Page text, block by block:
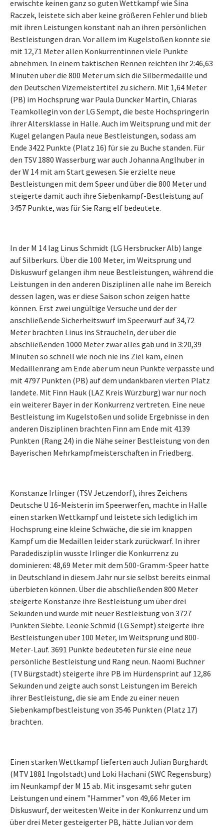
erwischte keinen ganz so guten Wettkampf wie Sina
Raczek, leistete sich aber keine größeren Fehler und blieb
mit ihren Leistungen konstant nah an ihren persönlichen
Bestleistungen dran. Vor allem im Kugelstoßen konnte sie
mit 12,71 Meter allen Konkurrentinnen viele Punkte
abnehmen. In einem taktischen Rennen reichten ihr 2:46,63
Minuten über die 800 Meter um sich die Silbermedaille und
den Deutschen Vizemeistertitel zu sichern. Mit 1,64 Meter
(PB) im Hochsprung war Paula Duncker Martin, Chiaras
Teamkollegin von der LG Sempt, die beste Hochspringerin
ihrer Altersklasse in Halle. Auch im Weitsprung und mit der
Kugel gelangen Paula neue Bestleistungen, sodass am
Ende 3422 Punkte (Platz 16) für sie zu Buche standen. Für
den TSV 1880 Wasserburg war auch Johanna Anglhuber in
der W 14 mit am Start gewesen. Sie erzielte neue
Bestleistungen mit dem Speer und über die 800 Meter und
steigerte damit auch ihre Siebenkampf-Bestleistung auf
3457 Punkte, was für Sie Rang elf bedeutete.
In der M 14 lag Linus Schmidt (LG Hersbrucker Alb) lange
auf Silberkurs. Über die 100 Meter, im Weitsprung und
Diskuswurf gelangen ihm neue Bestleistungen, während die
Leistungen in den anderen Disziplinen alle nahe im Bereich
dessen lagen, was er diese Saison schon zeigen hatte
können. Erst zwei ungültige Versuche und der der
anschließende Sicherheitswurf im Speerwurf auf 34,72
Meter brachten Linus ins Straucheln, der über die
abschließenden 1000 Meter zwar alles gab und in 3:20,39
Minuten so schnell wie noch nie ins Ziel kam, einen
Medaillenrang am Ende aber um neun Punkte verpasste und
mit 4797 Punkten (PB) auf dem undankbaren vierten Platz
landete. Mit Finn Hauk (LAZ Kreis Würzburg) war nur noch
ein weiterer Bayer in der Konkurrenz vertreten. Eine neue
Bestleistung im Kugelstoßen und solide Ergebnisse in den
anderen Disziplinen brachten Finn am Ende mit 4139
Punkten (Rang 24) in die Nähe seiner Bestleistung von den
Bayerischen Mehrkampfmeisterschaften in Friedberg.
Konstanze Irlinger (TSV Jetzendorf), ihres Zeichens
Deutsche U 16-Meisterin im Speerwerfen, machte in Halle
einen starken Wettkampf und leistete sich lediglich im
Hochsprung eine kleine Schwäche, die sie im knappen
Kampf um die Medaillen leider stark zurückwarf. In ihrer
Paradedisziplin wusste Irlinger die Konkurrenz zu
dominieren: 48,69 Meter mit dem 500-Gramm-Speer hatte
in Deutschland in diesem Jahr nur sie selbst bereits einmal
überbieten können. Über die abschließenden 800 Meter
steigerte Konstanze ihre Bestleistung um über drei
Sekunden und wurde mit neuer Bestleistung von 3727
Punkten Siebte. Leonie Schmid (LG Sempt) steigerte ihre
Bestleistungen über 100 Meter, im Weitsprung und 800-
Meter-Lauf. 3691 Punkte bedeuteten für sie eine neue
persönliche Bestleistung und Rang neun. Naomi Buchner
(TV Bürgstadt) steigerte ihre PB im Hürdensprint auf 12,86
Sekunden und zeigte auch sonst Leistungen im Bereich
ihrer Bestleistung, die sie am Ende zu einer neuen
Siebenkampfbestleistung von 3546 Punkten (Platz 17)
brachten.
Einen starken Wettkampf lieferten auch Julian Burghardt
(MTV 1881 Ingolstadt) und Loki Hachani (SWC Regensburg)
im Neunkampf der M 15 ab. Mit insgesamt sehr guten
Leistungen und einem "Hammer" von 49,66 Meter im
Diskuswurf, der weitesten Weite in der Konkurrenz und um
über drei Meter gesteigerter PB, hätte Julian vor dem